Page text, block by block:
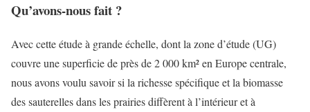
Qu’avons-nous fait ?
Avec cette étude à grande échelle, dont la zone d’étude (UG)
couvre une superficie de près de 2 000 km² en Europe centrale,
nous avons voulu savoir si la richesse spécifique et la biomasse
des sauterelles dans les prairies diffèrent à l’intérieur et à